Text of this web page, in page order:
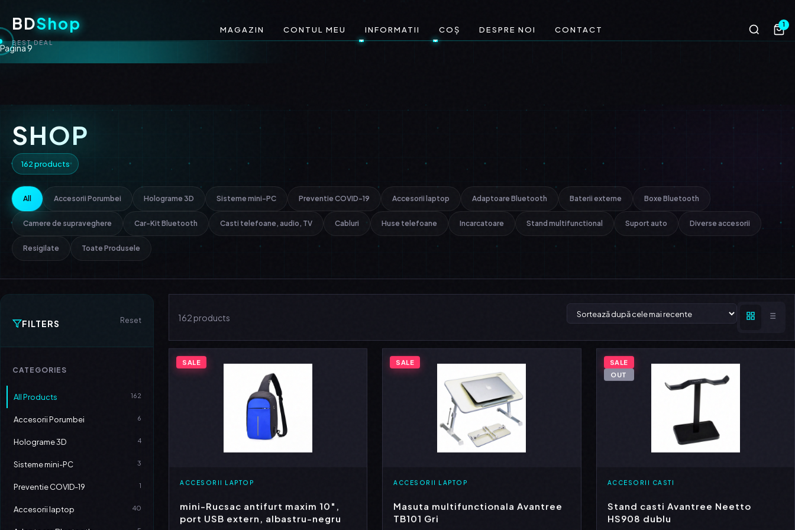
BDShop
BEST DEAL
MAGAZIN CONTUL MEU INFORMATII COȘ DESPRE NOI CONTACT
1
Pagina 9
SHOP
162 products
All Accesorii Porumbei Holograme 3D Sisteme mini-PC Preventie COVID-19 Accesorii laptop Adaptoare Bluetooth Baterii externe Boxe Bluetooth
Camere de supraveghere Car-Kit Bluetooth Casti telefoane, audio, TV Cabluri Huse telefoane Incarcatoare Stand multifunctional Suport auto Diverse accesorii
Resigilate Toate Produsele
FILTERS Reset
CATEGORIES
All Products 162
Accesorii Porumbei 6
Holograme 3D 4
Sisteme mini-PC 3
Preventie COVID-19 1
Accesorii laptop 40
162 products
SALE
ACCESORII LAPTOP
mini-Rucsac antifurt maxim 10″,
port USB extern, albastru-negru
SALE
ACCESORII LAPTOP
Masuta multifunctionala Avantree
TB101 Gri
SALE
OUT
ACCESORII CASTI
Stand casti Avantree Neetto
HS908 dublu